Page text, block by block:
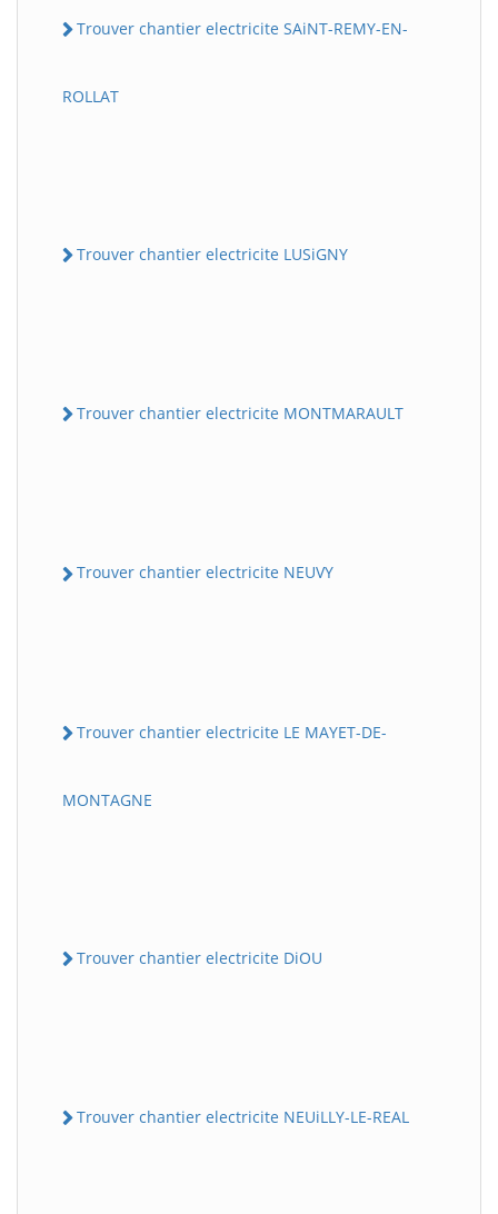
Trouver chantier electricite SAiNT-REMY-EN-
ROLLAT
Trouver chantier electricite LUSiGNY
Trouver chantier electricite MONTMARAULT
Trouver chantier electricite NEUVY
Trouver chantier electricite LE MAYET-DE-
MONTAGNE
Trouver chantier electricite DiOU
Trouver chantier electricite NEUiLLY-LE-REAL